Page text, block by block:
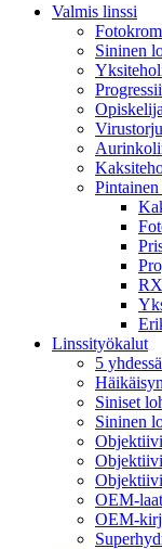
Valmis linssi
Sininen
Linssityökalut
5
Siniset
Sininen
OEM-
OEM-